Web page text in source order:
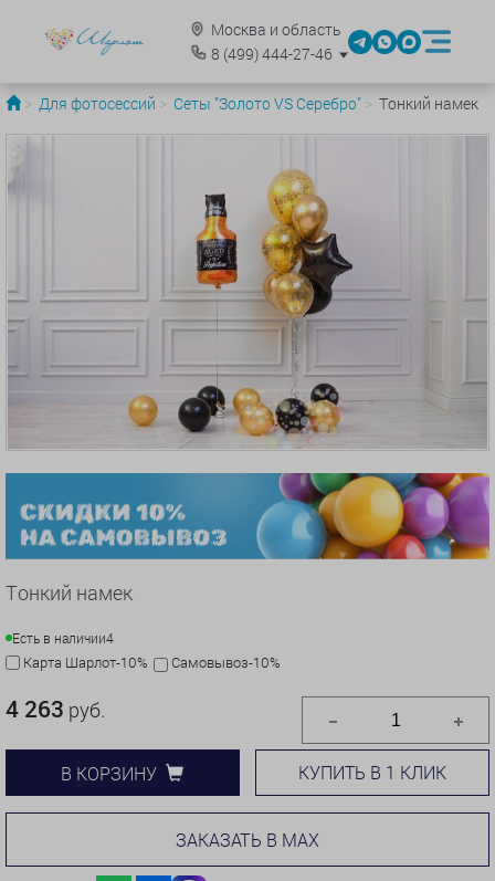
Москва и область
8 (499)444-27-46
Для фотосессий Сеты "Золото VS Серебро" Тонкий намек
Тонкий намек
Есть в наличии4
Карта Шарлот-10% Самовывоз-10%
4 263 руб.
В КОРЗИНУ КУПИТЬ В 1 КЛИК
ЗАКАЗАТЬ В MAX